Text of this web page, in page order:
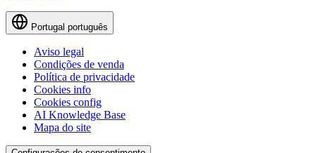
Portugal português
Aviso legal
Condições de venda
Política de privacidade
Cookies info
Cookies config
AI Knowledge Base
Mapa do site